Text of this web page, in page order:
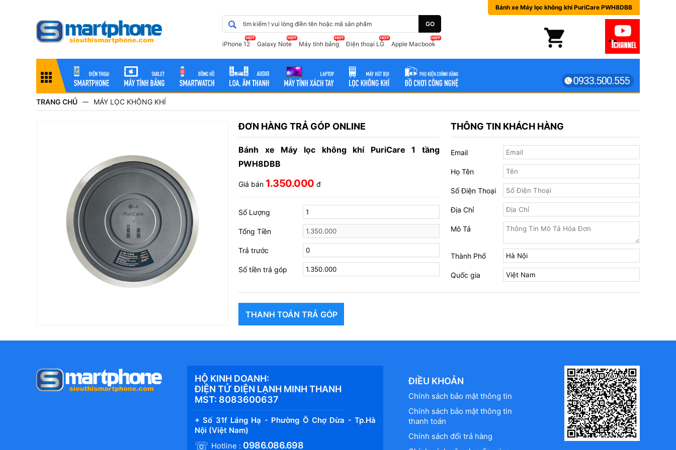
Bánh xe Máy lọc không khí PuriCare PWH8DBB
GO
iPhone 12 Galaxy Note Máy tính bảng Điện thoại LG Apple Macbook
TRANG CHỦ — MÁY LỌC KHÔNG KHÍ
ĐƠN HÀNG TRẢ GÓP ONLINE
Bánh xe Máy lọc không khí PuriCare 1 tầng
PWH8DBB
Giá bán 1.350.000 đ
Số Lượng
Tổng Tiền
Trả trước
Số tiền trả góp
THÔNG TIN KHÁCH HÀNG
Email
Họ Tên
Số Điện Thoại
Địa Chỉ
Mô Tả
Thành Phố
Quốc gia
THANH TOÁN TRẢ GÓP
HỘ KINH DOANH:
ĐIỆN TỬ ĐIỆN LẠNH MINH THANH
MST: 8083600637
+ Số 31f Láng Hạ - Phường Ô Chợ Dừa - Tp.Hà
Nội (Việt Nam)
☏ Hotline : 0986.086.698
ĐIỀU KHOẢN
Chính sách bảo mật thông tin
Chính sách bảo mật thông tin
thanh toán
Chính sách đổi trả hàng